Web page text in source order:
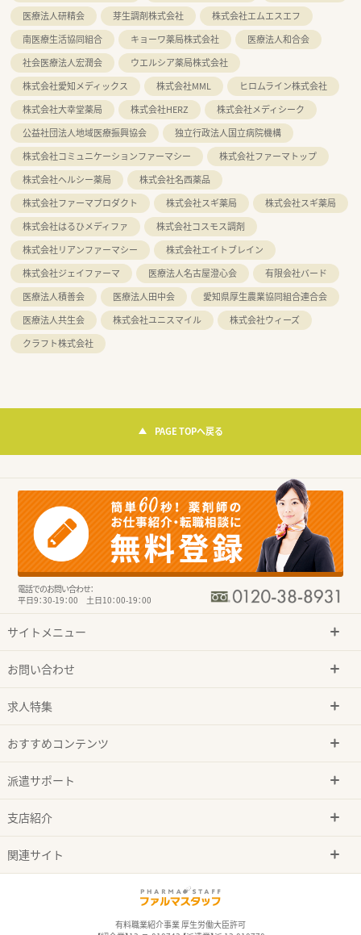
医療法人研精会
芽生調剤株式会社
株式会社エムエスエフ
南医療生活協同組合
キョーワ薬局株式会社
医療法人和合会
社会医療法人宏潤会
ウエルシア薬局株式会社
株式会社愛知メディックス
株式会社MML
ヒロムライン株式会社
株式会社大幸堂薬局
株式会社HERZ
株式会社メディシーク
公益社団法人地域医療振興協会
独立行政法人国立病院機構
株式会社コミュニケーションファーマシー
株式会社ファーマトップ
株式会社ヘルシー薬局
株式会社名西薬品
株式会社ファーマプロダクト
株式会社スギ薬局
株式会社スギ薬局
株式会社はるひメディファ
株式会社コスモス調剤
株式会社リアンファーマシー
株式会社エイトブレイン
株式会社ジェイファーマ
医療法人名古屋澄心会
有限会社バード
医療法人積善会
医療法人田中会
愛知県厚生農業協同組合連合会
医療法人共生会
株式会社ユニスマイル
株式会社ウィーズ
クラフト株式会社
PAGE TOPへ戻る
電話でのお問い合わせ：
平日9：30-19：00 土日10：00-19：00
サイトメニュー
お問い合わせ
求人特集
おすすめコンテンツ
派遣サポート
支店紹介
関連サイト
有料職業紹介事業 厚生労働大臣許可